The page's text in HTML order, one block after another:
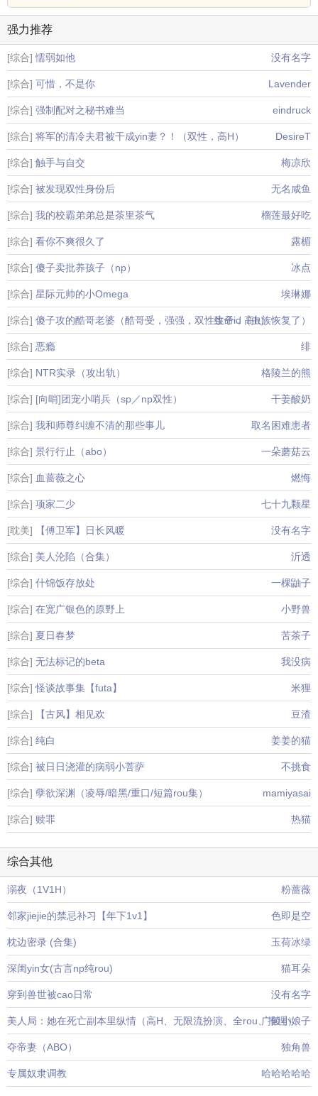
强力推荐
[综合] 懦弱如他 没有名字
[综合] 可惜，不是你 Lavender
[综合] 强制配对之秘书难当 eindruck
[综合] 将军的清冷夫君被干成yin妻？！（双性，高H） DesireT
[综合] 触手与自交 梅凉欣
[综合] 被发现双性身份后 无名咸鱼
[综合] 我的校霸弟弟总是茶里茶气 榴莲最好吃
[综合] 看你不爽很久了 露楣
[综合] 傻子卖批养孩子（np） 冰点
[综合] 星际元帅的小Omega 埃琳娜
[综合] 傻子攻的酷哥老婆（酷哥受，强强，双性生子，高h）
致命id（虫族恢复了）
[综合] 恶瘾 绯
[综合] NTR实录（攻出轨） 格陵兰的熊
[综合] [向哨]团宠小哨兵（sp／np双性） 干姜酸奶
[综合] 我和师尊纠缠不清的那些事儿 取名困难患者
[综合] 景行行止（abo） 一朵蘑菇云
[综合] 血蔷薇之心 燃悔
[综合] 项家二少 七十九颗星
[耽美] 【傅卫军】日长风暖 没有名字
[综合] 美人沦陷（合集） 沂透
[综合] 什锦饭存放处 一棵鼬子
[综合] 在宽广银色的原野上 小野兽
[综合] 夏日春梦 苦茶子
[综合] 无法标记的beta 我没病
[综合] 怪谈故事集【futa】 米狸
[综合] 【古风】相见欢 豆渣
[综合] 纯白 姜姜的猫
[综合] 被日日浇灌的病弱小菩萨 不挑食
[综合] 孽欲深渊（凌辱/暗黑/重口/短篇rou集） mamiyasai
[综合] 赎罪 热猫
综合其他
溺夜（1V1H） 粉蔷薇
邻家jiejie的禁忌补习【年下1v1】 色即是空
枕边密录 (合集) 玉荷冰绿
深闺yin女(古言np纯rou) 猫耳朵
穿到兽世被cao日常 没有名字
美人局：她在死亡副本里纵情（高H、无限流扮演、全rou、推理）
广陵小娘子
夺帝妻（ABO） 独角兽
专属奴隶调教 哈哈哈哈哈